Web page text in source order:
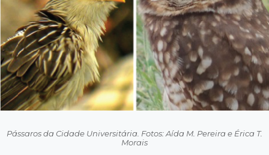
Pássaros da Cidade Universitária. Fotos: Aída M. Pereira e Érica T.
Morais